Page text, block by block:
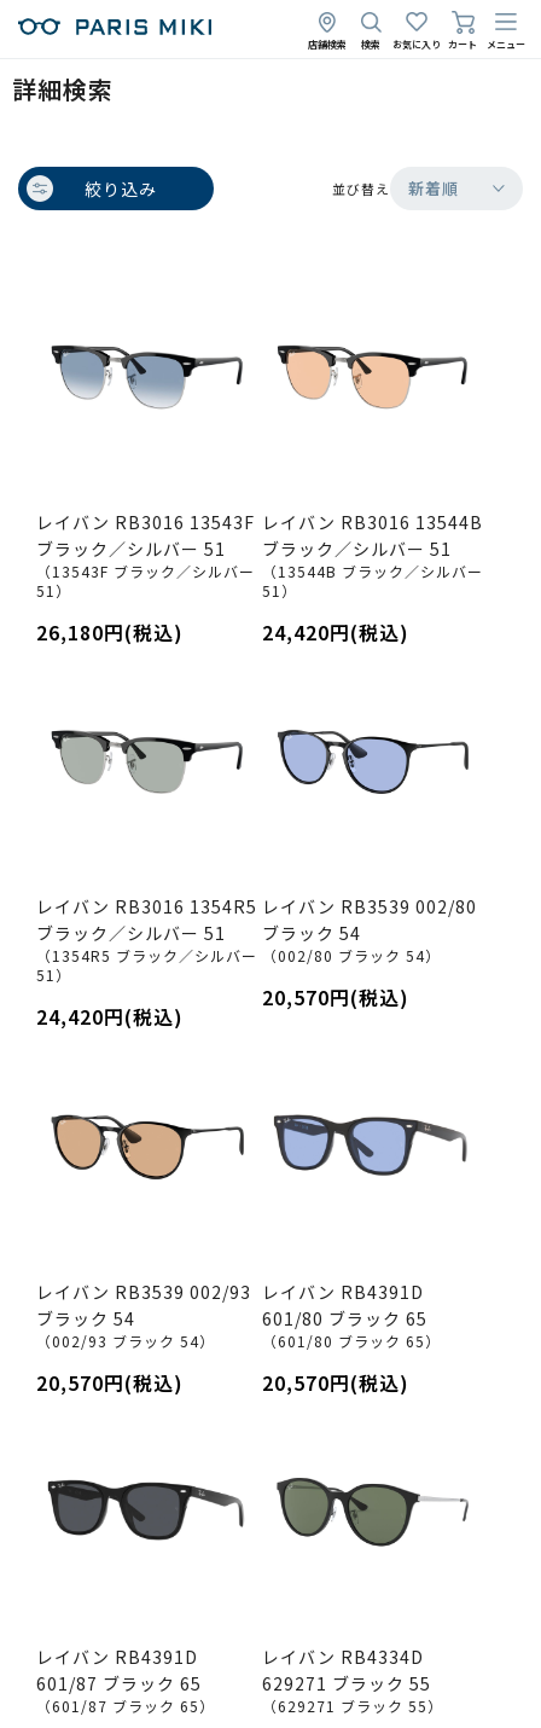
店舗検索 検索 お気に入り カート メニュー
詳細検索
絞り込み 並び替え 新着順
レイバン RB3016 13543F
ブラック／シルバー 51
（13543F ブラック／シルバー
51）
26,180円(税込)
レイバン RB3016 13544B
ブラック／シルバー 51
（13544B ブラック／シルバー
51）
24,420円(税込)
レイバン RB3016 1354R5
ブラック／シルバー 51
（1354R5 ブラック／シルバー
51）
24,420円(税込)
レイバン RB3539 002/80
ブラック 54
（002/80 ブラック 54）
20,570円(税込)
レイバン RB3539 002/93
ブラック 54
（002/93 ブラック 54）
20,570円(税込)
レイバン RB4391D
601/80 ブラック 65
（601/80 ブラック 65）
20,570円(税込)
レイバン RB4391D
601/87 ブラック 65
（601/87 ブラック 65）
レイバン RB4334D
629271 ブラック 55
（629271 ブラック 55）